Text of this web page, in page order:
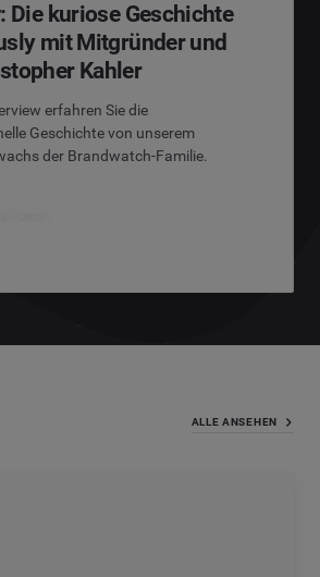
Die kuriose Geschichte
mit Mitgründer und
Kahler
erfahren Sie die
Geschichte von unserem
der Brandwatch-Familie.
ALLE ANSEHEN